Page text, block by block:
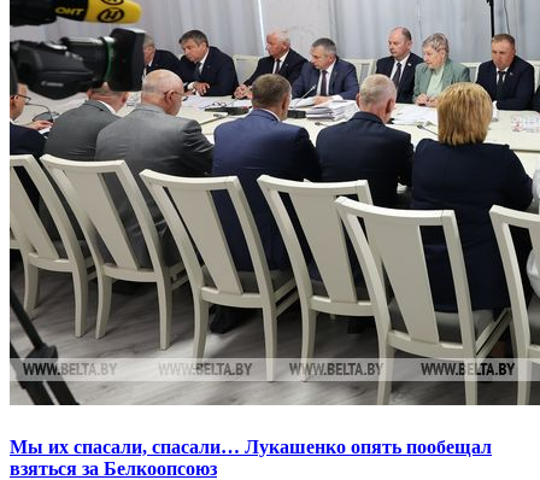
Мы их спасали, спасали… Лукашенко опять пообещал
взяться за Белкоопсоюз